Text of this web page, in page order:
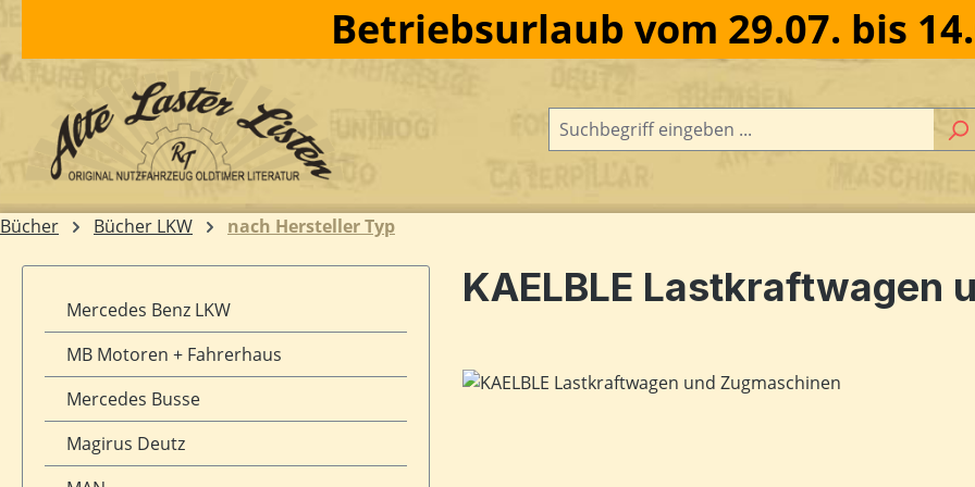
Betriebsurlaub vom 29.07. bis
Bücher Bücher LKW nach Hersteller Typ
Mercedes Benz LKW
MB Motoren + Fahrerhaus
Mercedes Busse
Magirus Deutz
KAELBLE Lastkraftwagen
Bildergalerie überspringen